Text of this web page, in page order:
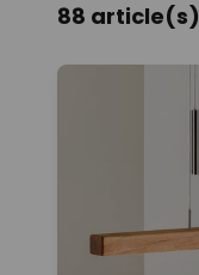
88 article(s)